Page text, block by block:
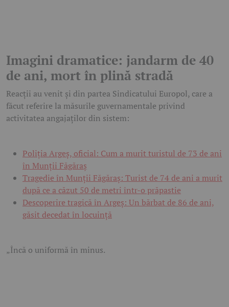
Imagini dramatice: jandarm de 40
de ani, mort în plină stradă
Reacții au venit și din partea Sindicatului Europol, care a
făcut referire la măsurile guvernamentale privind
activitatea angajaților din sistem:
Poliția Argeș, oficial: Cum a murit turistul de 73 de ani
în Munții Făgăraș
Tragedie în Munții Făgăraș: Turist de 74 de ani a murit
după ce a căzut 50 de metri într-o prăpastie
Descoperire tragică în Argeș: Un bărbat de 86 de ani,
găsit decedat în locuință
„Încă o uniformă în minus.